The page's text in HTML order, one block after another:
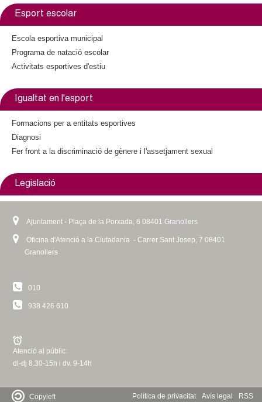
Esport escolar
Escola esportiva municipal
Programa de natació escolar
Activitats esportives d'estiu
Igualtat en l'esport
Formacions per a entitats esportives
Diagnosi
Fer front a la discriminació de gènere i l'assetjament sexual
Legislació
Ajuntament - Plaça de la Porxada, 6 08401 Granollers
Oficina d'Atenció a la Ciutadania - Carrer Sant Josep, 7 08401
Granollers
010
938 426 610
Atenció al públic:
dl-dj 8.30-15h i dv. 9-14h
Política de privacitat Avís legal RSS
Copyleft